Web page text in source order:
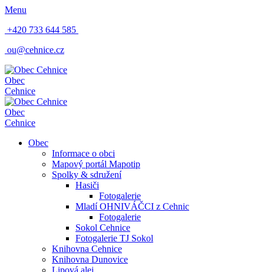
Menu
+420 733 644 585
ou@cehnice.cz
Obec
Cehnice
Obec
Cehnice
Obec
Informace o obci
Mapový portál Mapotip
Spolky & sdružení
Hasiči
Fotogalerie
Mladí OHNIVÁČCI z Cehnic
Fotogalerie
Sokol Cehnice
Fotogalerie TJ Sokol
Knihovna Cehnice
Knihovna Dunovice
Lipová alej